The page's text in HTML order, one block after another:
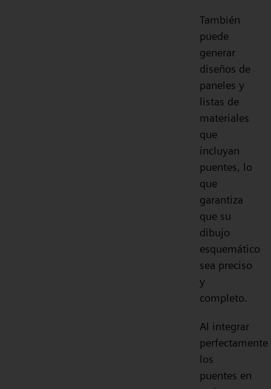
También
puede
generar
diseños de
paneles y
listas de
materiales
que
incluyan
puentes, lo
que
garantiza
que su
dibujo
esquemático
sea preciso
y
completo.
Al integrar
perfectamente
los
puentes en